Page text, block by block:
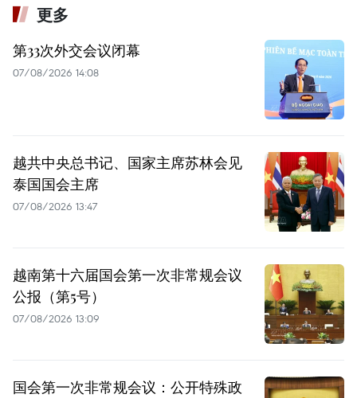
更多
第33次外交会议闭幕
07/08/2026 14:08
越共中央总书记、国家主席苏林会见
泰国国会主席
07/08/2026 13:47
越南第十六届国会第一次非常规会议
公报（第5号）
07/08/2026 13:09
国会第一次非常规会议：公开特殊政